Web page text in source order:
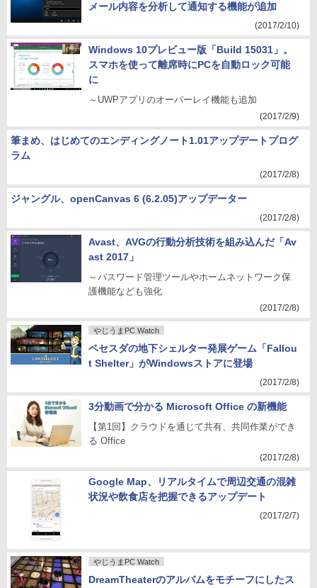
メール内容を分析して通知する機能が追加
(2017/2/10)
Windows 10プレビュー版「Build 15031」。
スマホを使って離席時にPCを自動ロック可能
に
～UWPアプリのオーバーレイ機能も追加
(2017/2/9)
筆まめ、はじめてのエンディングノート1.01アップデートプログ
ラム
(2017/2/8)
ジャングル、openCanvas 6 (6.2.05)アップデーター
(2017/2/8)
Avast、AVGの行動分析技術を組み込んだ「Av
ast 2017」
～パスワード管理ツールやホームネットワーク保
護機能なども強化
(2017/2/8)
やじうまPC Watch
ベセスダの地下シェルター発展ゲーム「Fallou
t Shelter」がWindowsストアに登場
(2017/2/8)
3分動画で分かる Microsoft Office の新機能
【第1回】クラウドを通じて共有、共同作業ができ
る Office
(2017/2/8)
Google Map、リアルタイムで周辺交通の混雑
状況や飲食店を把握できるアップデート
(2017/2/7)
やじうまPC Watch
DreamTheaterのアルバムをモチーフにしたス